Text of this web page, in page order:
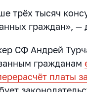
трёх тысяч
граждан», —
СФ Андрей
гражданам
платы